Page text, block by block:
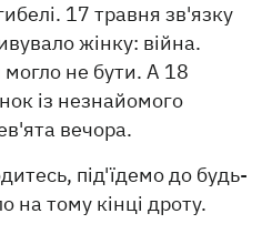
17 травня зв'язку
жінку: війна.
не бути. А 18
із незнайомого
вечора.
під'їдемо до будь-
на тому кінці дроту.